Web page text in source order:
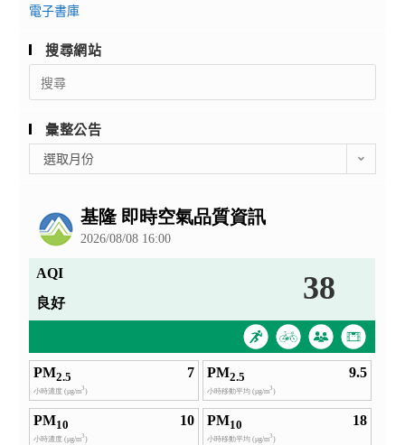
電子書庫
搜尋網站
Search
for:
彙整公告
整
選取月份